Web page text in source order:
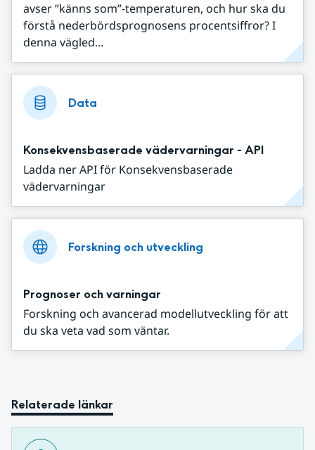
avser ”känns som”-temperaturen, och hur ska du
förstå nederbördsprognosens procentsiffror? I
denna vägled...
Data
Konsekvensbaserade vädervarningar - API
Ladda ner API för Konsekvensbaserade
vädervarningar
Forskning och utveckling
Prognoser och varningar
Forskning och avancerad modellutveckling för att
du ska veta vad som väntar.
Relaterade länkar